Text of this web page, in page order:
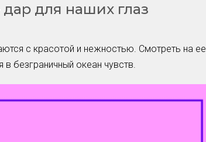
Губы
Частые вопросы
Советы новичкам
для наших глаз
с красотой и нежностью. Смотреть на ее
в безграничный океан чувств.